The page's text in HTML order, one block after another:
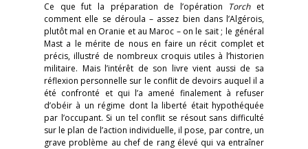
Ce que fut la préparation de l’opération Torchet
comment elle se déroula – assez bien dans l’Algérois,
plutôt mal en Oranie et au Maroc – on le sait ; le général
Mast a le mérite de nous en faire un récit complet et
précis, illustré de nombreux croquis utiles à l’historien
militaire. Mais l’intérêt de son livre vient aussi de sa
réflexion personnelle sur le conflit de devoirs auquel il a
été confronté et qui l’a amené finalement à refuser
d’obéir à un régime dont la liberté était hypothéquée
par l’occupant. Si un tel conflit se résout sans difficulté
sur le plan de l’action individuelle, il pose, par contre, un
grave problème au chef de rang élevé qui va entraîner